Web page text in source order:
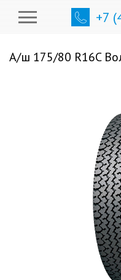
+7
А/ш 175/80 R16C